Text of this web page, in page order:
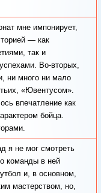
мне импонирует,
— как
так и
Во-вторых,
ни много ни мало
«Ювентусом».
впечатление как
бойца.
я не мог смотреть
команды в ней
и, в основном,
мастерством, но,